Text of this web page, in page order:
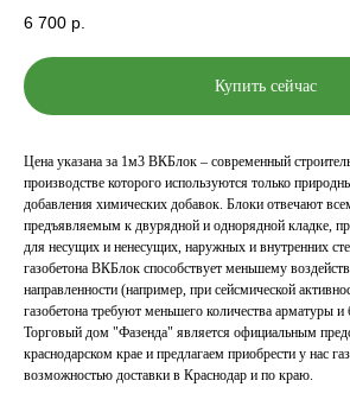
6 700 р.
Купить сейчас
Цена указана за 1м3 ВКБлок – современный
производстве которого используются только
добавления химических добавок. Блоки отвечают
предъявляемым к двурядной и однорядной кладке,
для несущих и ненесущих, наружных и внутренних
газобетона ВКБлок способствует меньшему
направленности (например, при сейсмической
газобетона требуют меньшего количества арматуры и
Торговый дом "Фазенда" является официальным
краснодарском крае и предлагаем приобрести у нас
возможностью доставки в Краснодар и по краю.